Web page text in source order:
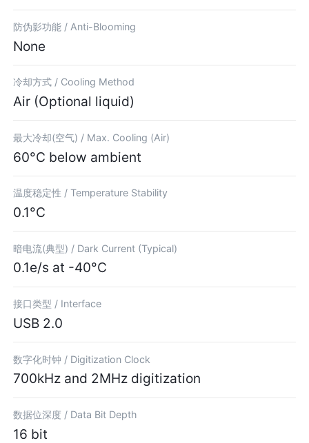
防伪影功能 / Anti-Blooming
None
冷却方式 / Cooling Method
Air (Optional liquid)
最大冷却(空气) / Max. Cooling (Air)
60°C below ambient
温度稳定性 /Temperature Stability
0.1°C
暗电流(典型) / Dark Current (Typical)
0.1e/s at -40°C
接口类型 / Interface
USB 2.0
数字化时钟 / Digitization Clock
700kHz and 2MHz digitization
数据位深度 / Data Bit Depth
16 bit